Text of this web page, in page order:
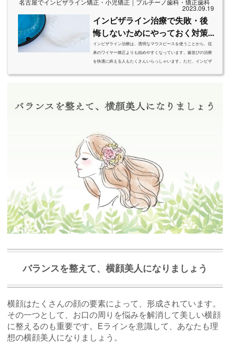
名古屋でインビザライン矯正・小児矯正｜プルチーノ歯科・矯正歯科
2023.09.19
インビザライン治療で失敗・後
悔しないためにやっておく対策...
インビザライン治療は、透明なマウスピースを使うことから、従
来のワイヤー矯正よりも始めやすくなっています。歯並びの治療
を快適に終える人もたくさんいらっしゃいます。ただ、インビザ
歯科が詳しく解説します。【1】 インビザラインとははじめに、
バランスを整えて、横顔美人になりましょう
横顔はたくさんの顔の要素によって、形成されています。
その一つとして、お口の周りを悩みを解消して美しい横顔
に整えるのも重要です。Eラインを意識して、あなたも理
想の横顔美人になりましょう。